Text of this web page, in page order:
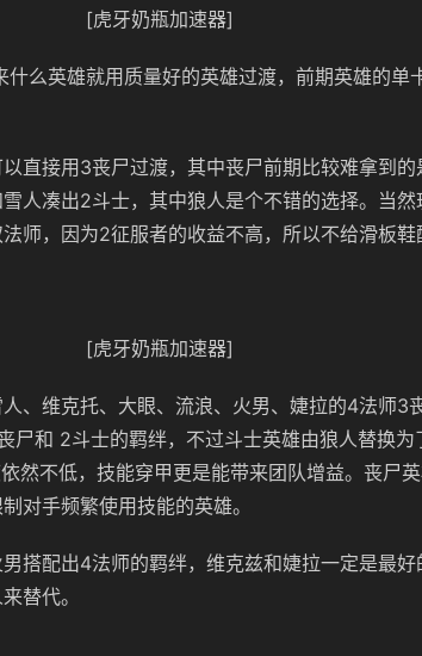
[虎牙奶瓶加速器]
什么英雄就用质量好的英雄过渡，前期英雄的单
直接用3丧尸过渡，其中丧尸前期比较难拿到的
人凑出2斗士，其中狼人是个不错的选择。当
师，因为2征服者的收益不高，所以不给滑板鞋
[虎牙奶瓶加速器]
、维克托、大眼、流浪、火男、婕拉的4法师3
尸和 2斗士的羁绊，不过斗士英雄由狼人替换为
然不低，技能穿甲更是能带来团队增益。丧尸
对手频繁使用技能的英雄。
搭配出4法师的羁绊，维克兹和婕拉一定是最好
替代。